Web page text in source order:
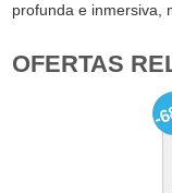
profunda e inmersiva,
OFERTAS
-